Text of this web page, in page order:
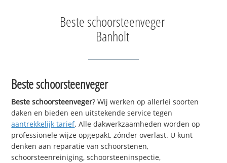
Beste schoorsteenveger
Banholt
Beste schoorsteenveger
Beste schoorsteenveger? Wij werken op allerlei soorten
daken en bieden een uitstekende service tegen
aantrekkelijk tarief. Alle dakwerkzaamheden worden op
professionele wijze opgepakt, zónder overlast. U kunt
denken aan reparatie van schoorstenen,
schoorsteenreiniging, schoorsteeninspectie,